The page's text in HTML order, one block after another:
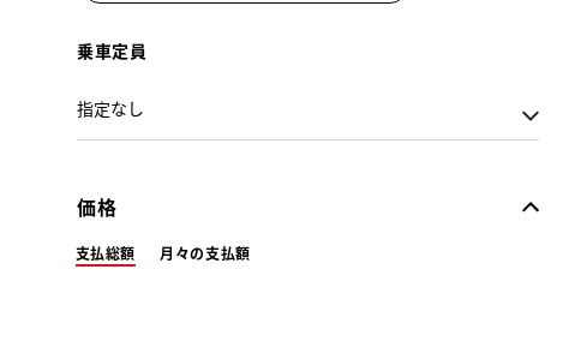
乗車定員
価格
支払総額 月々の支払額